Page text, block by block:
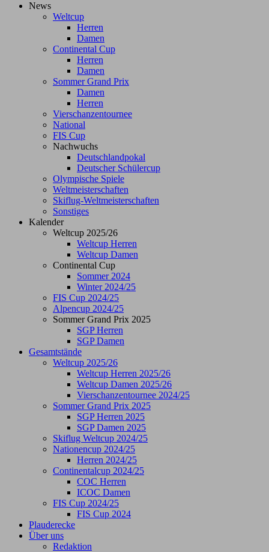
News
Weltcup
Herren
Damen
Continental Cup
Herren
Damen
Sommer Grand Prix
Damen
Herren
Vierschanzentournee
National
FIS Cup
Nachwuchs
Deutschlandpokal
Deutscher Schülercup
Olympische Spiele
Weltmeisterschaften
Skiflug-Weltmeisterschaften
Sonstiges
Kalender
Weltcup 2025/26
Weltcup Herren
Weltcup Damen
Continental Cup
Sommer 2024
Winter 2024/25
FIS Cup 2024/25
Alpencup 2024/25
Sommer Grand Prix 2025
SGP Herren
SGP Damen
Gesamtstände
Weltcup 2025/26
Weltcup Herren 2025/26
Weltcup Damen 2025/26
Vierschanzentournee 2024/25
Sommer Grand Prix 2025
SGP Herren 2025
SGP Damen 2025
Skiflug Weltcup 2024/25
Nationencup 2024/25
Herren 2024/25
Continentalcup 2024/25
COC Herren
ICOC Damen
FIS Cup 2024/25
FIS Cup 2024
Plauderecke
Über uns
Redaktion